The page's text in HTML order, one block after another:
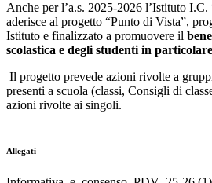
Anche per l’a.s. 2025-2026 l’Istituto
aderisce al progetto “Punto di Vista”,
Istituto e finalizzato a promuovere il
scolastica e degli studenti in particolare
Il progetto prevede azioni rivolte a
presenti a scuola (classi, Consigli di
azioni rivolte ai singoli.
Allegati